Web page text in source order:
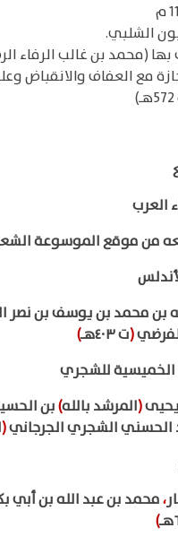
الشلبي.
(محمد بن غالب الرفاء
مع العفاف والانقباض
العرب
من موقع الموسوعة
بن محمد بن يوسف بن نصر
(ت ٤٠٣هـ
)
الخميسية للشجري
يحيى(المرشد بالله)بن
الحسني الشجري الجرجاني(
،محمد بن عبد الله بن أبي
)